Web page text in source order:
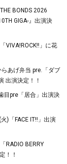
BONDS 2026
GIGA-』出演決
VIVA!ROCK!!」に花
あげ弁当 pre.「ダブ
出演決定！！
目pre「居合」出演決
)「FACE IT!!」出演
RADIO BERRY
！！